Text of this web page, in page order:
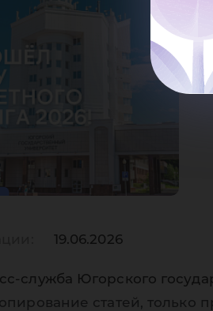
19.06.2026
служба Югорского
статей, только